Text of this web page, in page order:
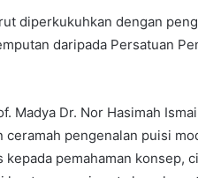
diperkukuhkan dengan
daripada Persatuan
Madya Dr. Nor Hasimah
ceramah pengenalan puisi
kepada pemahaman konsep,